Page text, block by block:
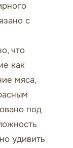
с
что
как
мяса,
под
удивить